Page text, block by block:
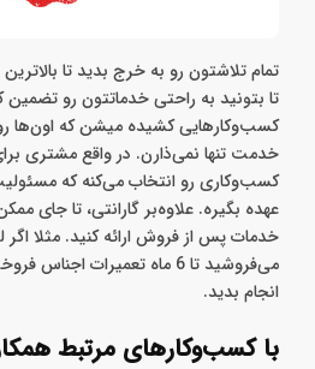
تمام تلاشتون رو به خرج بدید تا
تا بتونید به راحتی خدماتتون رو
کسب‌وکارهایی کشیده میشن که اون‌ها رو
خدمت تنها نمی‌ذارن. در واقع مشتری
کسب‌وکاری رو انتخاب می‌کنه که
عهده بگیره. علاوه‌بر گارانتی، تا جای
خدمات پس از فروش ارائه کنید. مثلا اگر
انجام بدید.